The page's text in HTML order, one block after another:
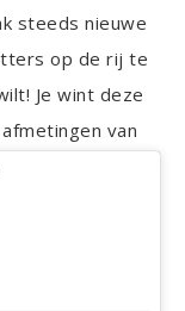
steeds nieuwe
op de rij te
Je wint deze
van